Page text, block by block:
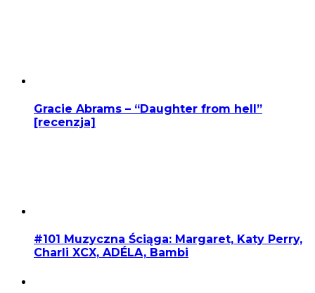
Gracie Abrams – “Daughter from hell”
[recenzja]
#101 Muzyczna Ściąga: Margaret, Katy Perry,
Charli XCX, ADÉLA, Bambi